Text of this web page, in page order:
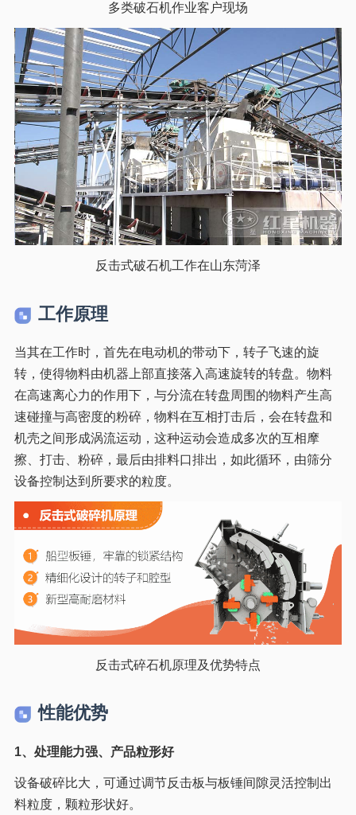
多类破石机作业客户现场
反击式破石机工作在山东菏泽
工作原理
当其在工作时，首先在电动机的带动下，转子飞速的旋
转，使得物料由机器上部直接落入高速旋转的转盘。物料
在高速离心力的作用下，与分流在转盘周围的物料产生高
速碰撞与高密度的粉碎，物料在互相打击后，会在转盘和
机壳之间形成涡流运动，这种运动会造成多次的互相摩
擦、打击、粉碎，最后由排料口排出，如此循环，由筛分
设备控制达到所要求的粒度。
反击式碎石机原理及优势特点
性能优势
1、处理能力强、产品粒形好
设备破碎比大，可通过调节反击板与板锤间隙灵活控制出
料粒度，颗粒形状好。